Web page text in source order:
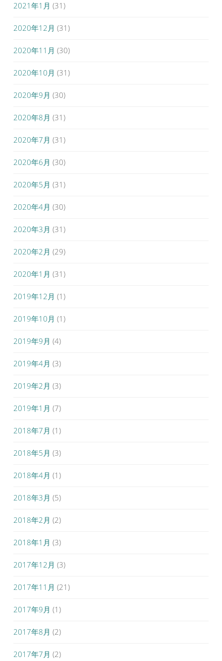
2021年1月 (31)
2020年12月 (31)
2020年11月 (30)
2020年10月 (31)
2020年9月 (30)
2020年8月 (31)
2020年7月 (31)
2020年6月 (30)
2020年5月 (31)
2020年4月 (30)
2020年3月 (31)
2020年2月 (29)
2020年1月 (31)
2019年12月 (1)
2019年10月 (1)
2019年9月 (4)
2019年4月 (3)
2019年2月 (3)
2019年1月 (7)
2018年7月 (1)
2018年5月 (3)
2018年4月 (1)
2018年3月 (5)
2018年2月 (2)
2018年1月 (3)
2017年12月 (3)
2017年11月 (21)
2017年9月 (1)
2017年8月 (2)
2017年7月 (2)